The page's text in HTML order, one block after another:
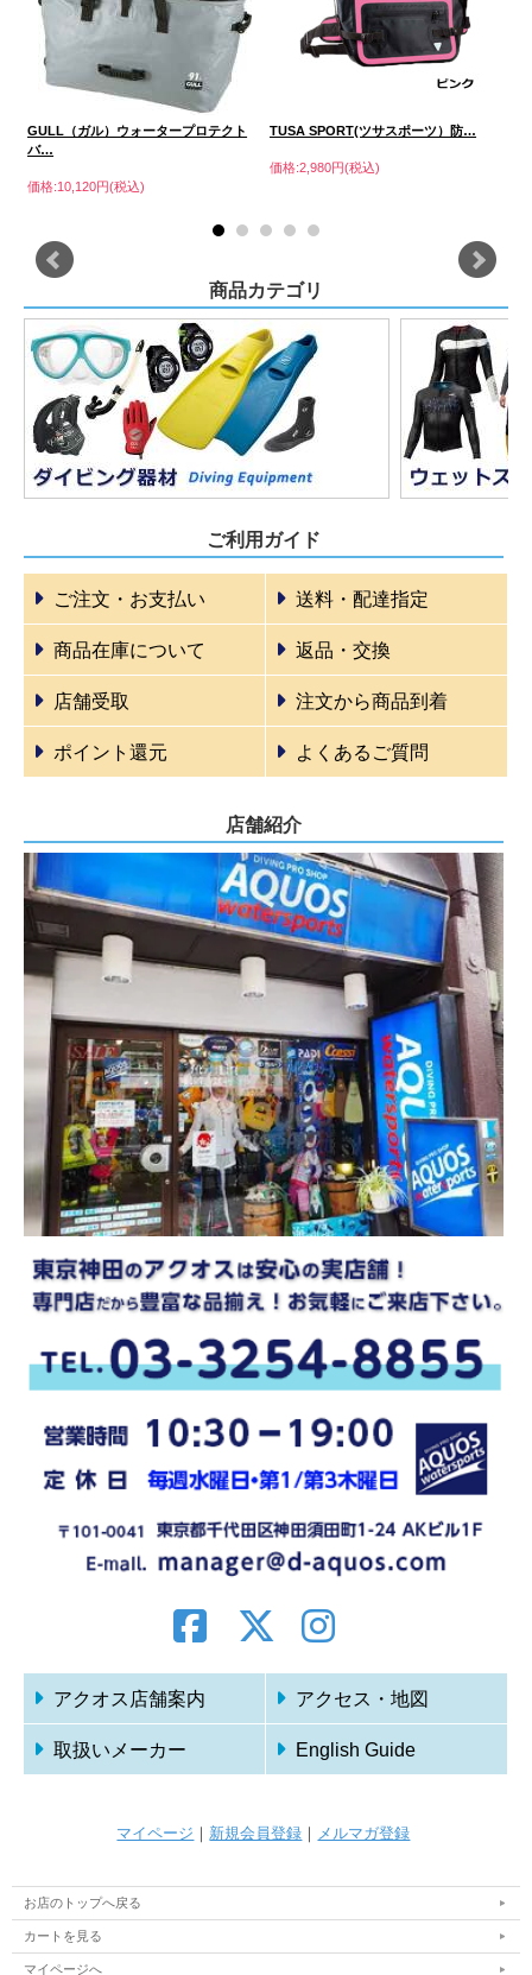
GULL（ガル）ウォータープロテクト
バ…
価格:10,120円(税込)
TUSA SPORT(ツサスポーツ）防…
価格:2,980円(税込)
商品カテゴリ
ご利用ガイド
ご注文・お支払い 送料・配達指定
商品在庫について 返品・交換
店舗受取 注文から商品到着
ポイント還元 よくあるご質問
店舗紹介
アクオス店舗案内 アクセス・地図
取扱いメーカー English Guide
マイページ ｜ 新規会員登録 ｜ メルマガ登録
お店のトップへ戻る
カートを見る
マイページへ